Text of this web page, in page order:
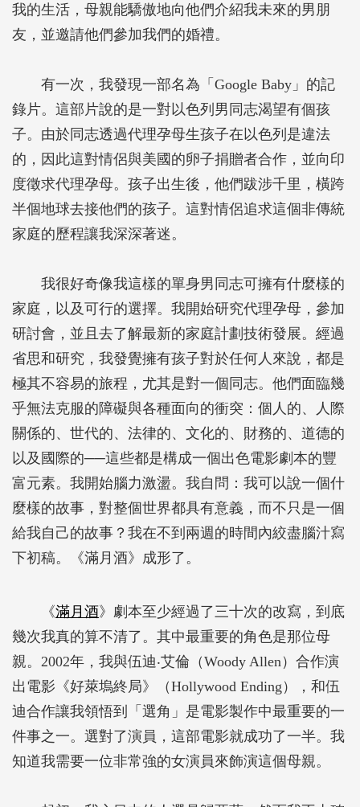
我的生活，母親能驕傲地向他們介紹我未來的男朋
友，並邀請他們參加我們的婚禮。
有一次，我發現一部名為「Google Baby」的記
錄片。這部片說的是一對以色列男同志渴望有個孩
子。由於同志透過代理孕母生孩子在以色列是違法
的，因此這對情侶與美國的卵子捐贈者合作，並向印
度徵求代理孕母。孩子出生後，他們跋涉千里，橫跨
半個地球去接他們的孩子。這對情侶追求這個非傳統
家庭的歷程讓我深深著迷。
我很好奇像我這樣的單身男同志可擁有什麼樣的
家庭，以及可行的選擇。我開始研究代理孕母，參加
研討會，並且去了解最新的家庭計劃技術發展。經過
省思和研究，我發覺擁有孩子對於任何人來說，都是
極其不容易的旅程，尤其是對一個同志。他們面臨幾
乎無法克服的障礙與各種面向的衝突：個人的、人際
關係的、世代的、法律的、文化的、財務的、道德的
以及國際的──這些都是構成一個出色電影劇本的豐
富元素。我開始腦力激盪。我自問：我可以說一個什
麼樣的故事，對整個世界都具有意義，而不只是一個
給我自己的故事？我在不到兩週的時間內絞盡腦汁寫
下初稿。《滿月酒》成形了。
《滿月酒》劇本至少經過了三十次的改寫，到底
幾次我真的算不清了。其中最重要的角色是那位母
親。2002年，我與伍迪‧艾倫（Woody Allen）合作演
出電影《好萊塢終局》（Hollywood Ending），和伍
迪合作讓我領悟到「選角」是電影製作中最重要的一
件事之一。選對了演員，這部電影就成功了一半。我
知道我需要一位非常強的女演員來飾演這個母親。